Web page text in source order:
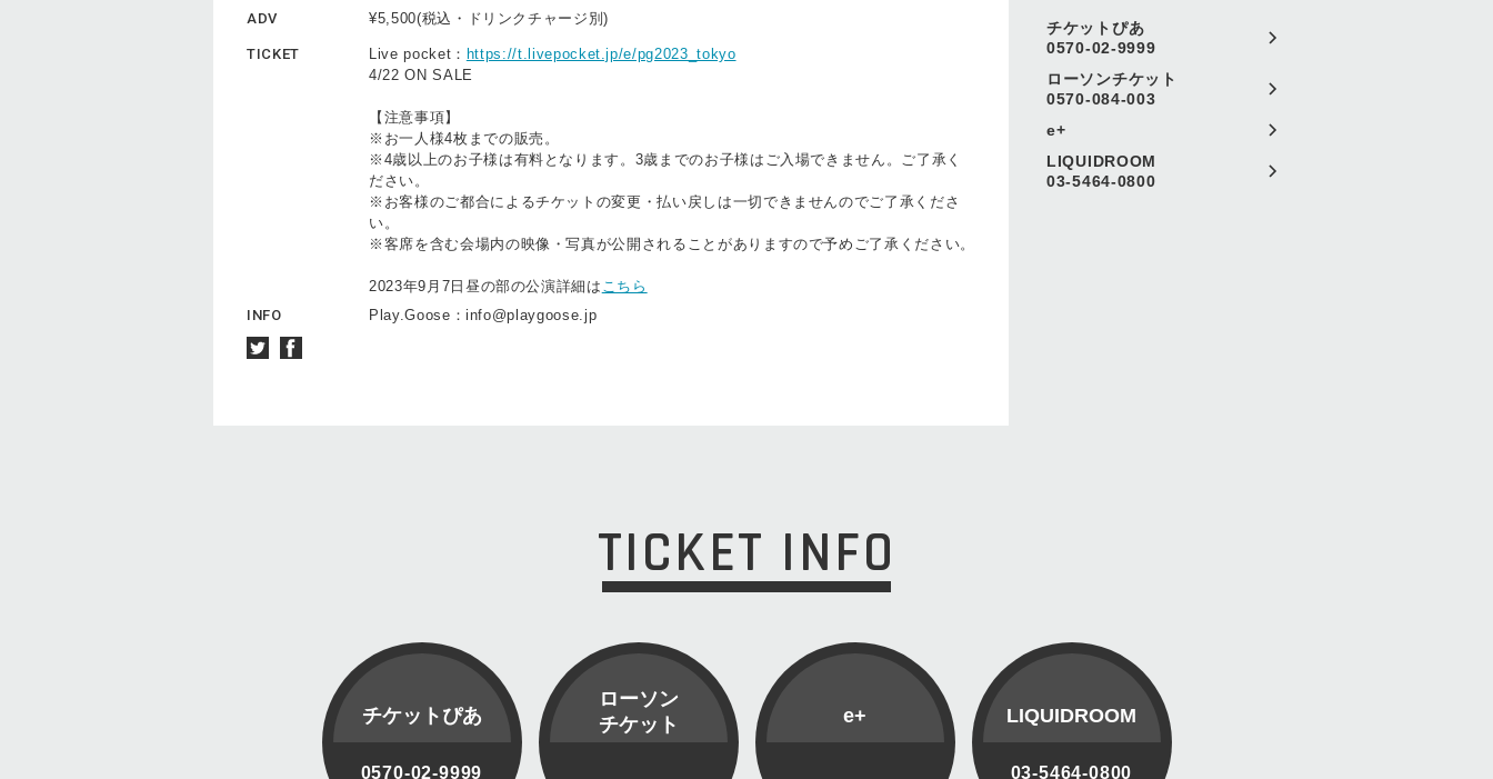
チケットぴあ
0570-02-9999
ローソンチケット
0570-084-003
e+
LIQUIDROOM
03-5464-0800
ADV
¥5,500(税込・ドリンクチャージ別)
TICKET Live pocket： https://t.livepocket.jp/e/pg2023_tokyo
4/22 ON SALE
【注意事項】
※お一人様4枚までの販売。
※4歳以上のお子様は有料となります。3歳までのお子様はご入場できません。ご了承く
ださい。
※お客様のご都合によるチケットの変更・払い戻しは一切できませんのでご了承くださ
い。
※客席を含む会場内の映像・写真が公開されることがありますので予めご了承ください。
2023年9月7日昼の部の公演詳細は こちら
INFO
Play.Goose：info@playgoose.jp
TICKET INFO
チケットぴあ
0570-02-9999
ローソン
チケット
e+ LIQUIDROOM
03-5464-0800